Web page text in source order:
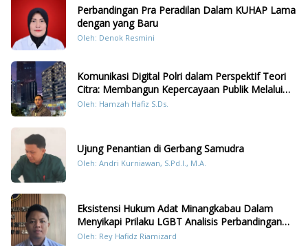
Perbandingan Pra Peradilan Dalam KUHAP Lama
dengan yang Baru
Oleh: Denok Resmini
Komunikasi Digital Polri dalam Perspektif Teori
Citra: Membangun Kepercayaan Publik Melalui
Konten Humanis Kesiapsiagaan Bencana di
Oleh: Hamzah Hafiz S.Ds.
Ujung Penantian di Gerbang Samudra
Oleh: Andri Kurniawan, S.Pd.I., M.A.
Eksistensi Hukum Adat Minangkabau Dalam
Menyikapi Prilaku LGBT Analisis Perbandingan
Dengan Hukum Pidana
Oleh: Rey Hafidz Riamizard